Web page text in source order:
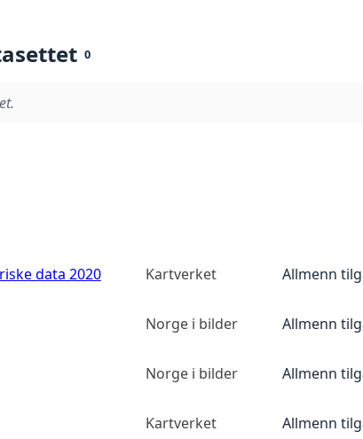
0
data 2020 Kartverket Allmenn
Norge i bilder Allmenn
Norge i bilder Allmenn
Kartverket Allmenn